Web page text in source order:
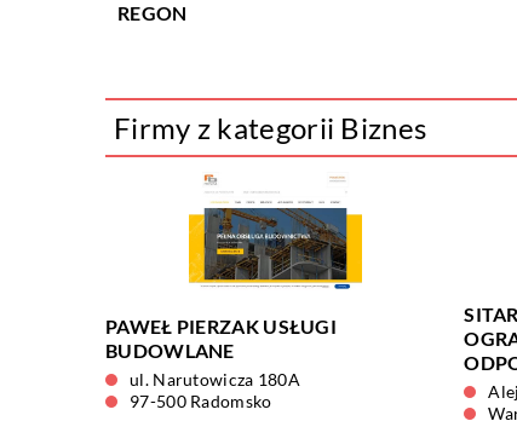
REGON
Firmy z kategorii Biznes
PAWEŁ PIERZAK USŁUGI
BUDOWLANE
ul. Narutowicza 180A
97-500 Radomsko